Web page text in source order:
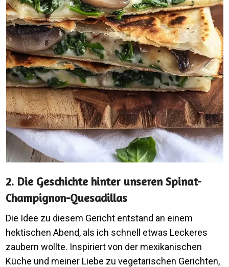
2. Die Geschichte hinter unseren Spinat-
Champignon-Quesadillas
Die Idee zu diesem Gericht entstand an einem
hektischen Abend, als ich schnell etwas Leckeres
zaubern wollte. Inspiriert von der mexikanischen
Küche und meiner Liebe zu vegetarischen Gerichten,